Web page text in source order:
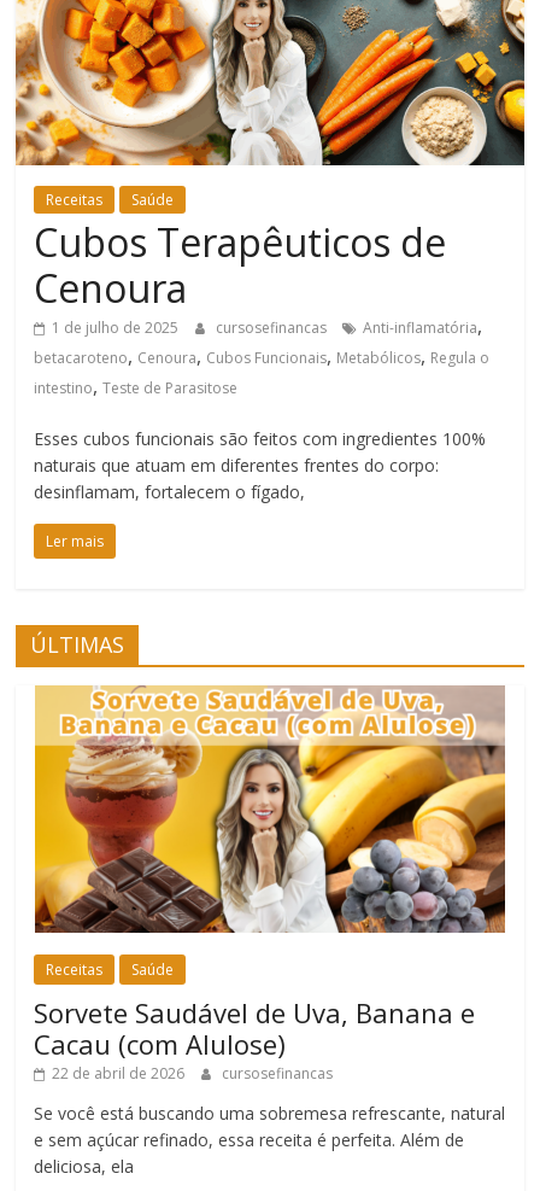
Estar
Receitas Saúde
Cubos Terapêuticos de
Cenoura
1 de julho de 2025 cursosefinancas Anti-inflamatória,
betacaroteno, Cenoura, Cubos Funcionais, Metabólicos, Regula o
intestino,Teste de Parasitose
Esses cubos funcionais são feitos com ingredientes 100%
naturais que atuam em diferentes frentes do corpo:
desinflamam, fortalecem o fígado,
Ler mais
ÚLTIMAS
Receitas Saúde
Sorvete Saudável de Uva, Banana e
Cacau (com Alulose)
22 de abril de 2026 cursosefinancas
Se você está buscando uma sobremesa refrescante, natural
e sem açúcar refinado, essa receita é perfeita. Além de
deliciosa, ela